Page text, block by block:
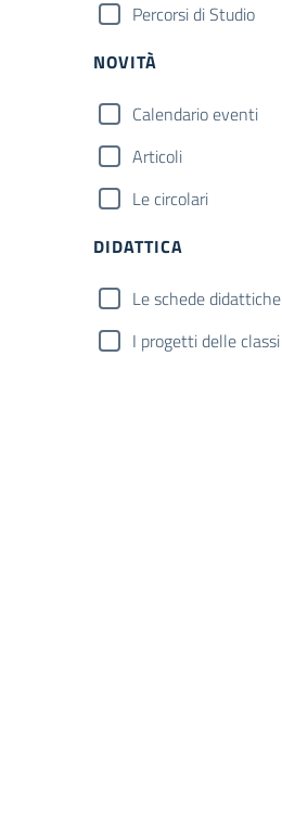
Percorsi di Studio
NOVITÀ
Calendario eventi
Articoli
Le circolari
DIDATTICA
Le schede didattiche
I progetti delle classi